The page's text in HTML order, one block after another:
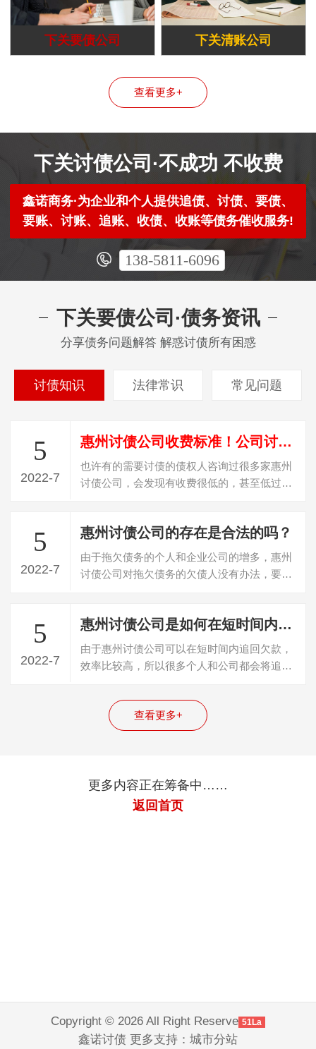
下关要债公司 下关清账公司
查看更多+
下关讨债公司·不成功 不收费
鑫诺商务·为企业和个人提供追债、讨债、要债、
要账、讨账、追账、收债、收账等债务催收服务!
138-5811-6096
下关要债公司·债务资讯
分享债务问题解答 解惑讨债所有困惑
讨债知识 法律常识 常见问题
5
2022-7
惠州讨债公司收费标准！公司讨债是怎么收费？
也许有的需要讨债的债权人咨询过很多家惠州
讨债公司，会发现有收费很低的，甚至低过
5
2022-7
惠州讨债公司的存在是合法的吗？
由于拖欠债务的个人和企业公司的增多，惠州
讨债公司对拖欠债务的欠债人没有办法，要不
5
2022-7
惠州讨债公司是如何在短时间内追回债务的？
由于惠州讨债公司可以在短时间内追回欠款，
效率比较高，所以很多个人和公司都会将追回
查看更多+
更多内容正在筹备中……
返回首页
Copyright © 2026 All Right Reserve 51La
鑫诺讨债 更多支持： 城市分站